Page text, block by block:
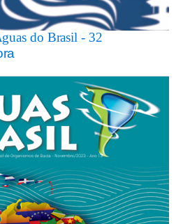
do Brasil - 32